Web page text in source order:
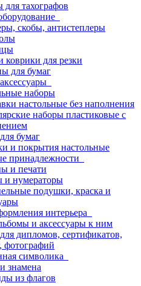
для тахографов
скобы, антистеплеры
для резки
для бумаг
наборы
настольные без наполнения
наборы пластиковые с
бумаг
и покрытия настольные
принадлежности
и печати
и нумераторы
подушки, краска и
интерьера
и аксессуары к ним
дипломов, сертификатов,
фотографий
символика
знамена
из флагов